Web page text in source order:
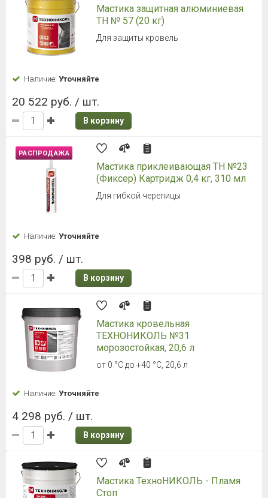
Мастика защитная алюминиевая
ТН № 57 (20 кг)
Для защиты кровель
Наличие: Уточняйте
20 522 руб. / шт.
В корзину
РАСПРОДАЖА
Мастика приклеивающая ТН №23
(Фиксер) Картридж 0,4 кг, 310 мл
Для гибкой черепицы
Наличие: Уточняйте
398 руб. / шт.
В корзину
Мастика кровельная
ТЕХНОНИКОЛЬ №31
морозостойкая, 20,6 л
от 0 °С до +40 °С, 20,6 л
Наличие: Уточняйте
4 298 руб. / шт.
В корзину
Мастика ТехноНИКОЛЬ - Пламя
Стоп